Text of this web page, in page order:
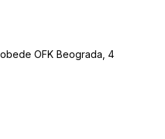
OFK Beograda, 4